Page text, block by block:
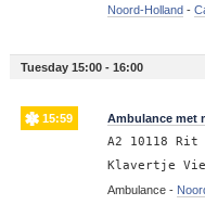
Noord-Holland-
Tuesday 15:00 - 16:00
15:59 Ambulance met
A2 10118
Klavertje
Ambulance -